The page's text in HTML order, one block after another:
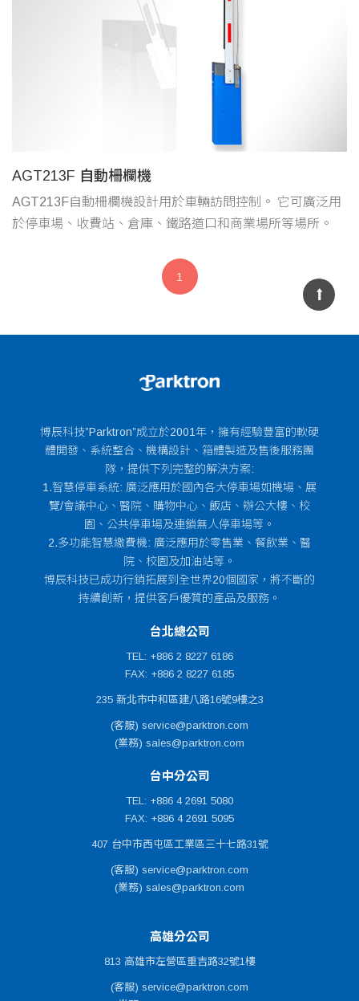
AGT213F 自動柵欄機
AGT213F自動柵欄機設計用於車輛訪問控制。 它可廣泛用
於停車場、收費站、倉庫、鐵路道口和商業場所等場所。
1
博辰科技”Parktron”成立於2001年，擁有經驗豐富的軟硬
體開發、系統整合、機構設計、箱體製造及售後服務團
隊，提供下列完整的解決方案:
1.智慧停車系統: 廣泛應用於國內各大停車場如機場、展
覽/會議中心、醫院、購物中心、飯店、辦公大樓、校
園、公共停車場及連鎖無人停車場等。
2.多功能智慧繳費機: 廣泛應用於零售業、餐飲業、醫
院、校園及加油站等。
博辰科技已成功行銷拓展到全世界20個國家，將不斷的
持續創新，提供客戶優質的產品及服務。
台北總公司
TEL: +886 2 8227 6186
FAX: +886 2 8227 6185
235 新北市中和區建八路16號9樓之3
(客服) service@parktron.com
(業務) sales@parktron.com
台中分公司
TEL: +886 4 2691 5080
FAX: +886 4 2691 5095
407 台中市西屯區工業區三十七路31號
(客服) service@parktron.com
(業務) sales@parktron.com
高雄分公司
813 高雄市左營區重吉路32號1樓
(客服) service@parktron.com